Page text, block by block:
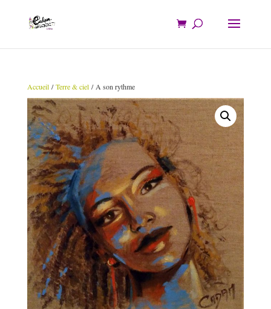
Accueil/Terre & ciel/ A son rythme